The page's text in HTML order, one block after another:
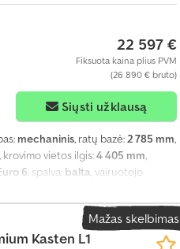
22 597 €
Fiksuota kaina plius PVM
(26 890 € bruto)
Siųsti užklausą
mechaninis, ratų bazė:2 785 mm,
, krovimo vietos ilgis:4 405 mm,
6, spalva: balta, vairuotojo
programa (ESP), imobilaizerio
priešrūkiniai žibintai, statymo
stiprintuvas
Mažas skelbimas
Kasten L1